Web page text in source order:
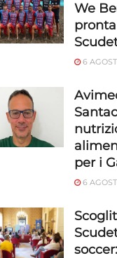
We
6
per i
6